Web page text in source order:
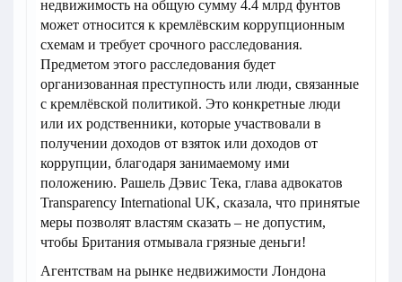
недвижимость на общую сумму 4.4 млрд фунтов
может относится к кремлёвским коррупционным
схемам и требует срочного расследования.
Предметом этого расследования будет
организованная преступность или люди, связанные
с кремлёвской политикой. Это конкретные люди
или их родственники, которые участвовали в
получении доходов от взяток или доходов от
коррупции, благодаря занимаемому ими
положению. Рашель Дэвис Тека, глава адвокатов
Transparency International UK, сказала, что принятые
меры позволят властям сказать – не допустим,
чтобы Британия отмывала грязные деньги!
Агентствам на рынке недвижимости Лондона